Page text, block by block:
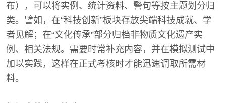
布），可以将实例、统计资料、警句等按主题划分归
类。譬如，在“科技创新”板块存放尖端科技成就、学
者见解；在“文化传承”部分归档非物质文化遗产实
例、相关法规。需要时常补充内容，并在模拟测试中
加以实践，这样在正式考核时才能迅速调取所需材
料。